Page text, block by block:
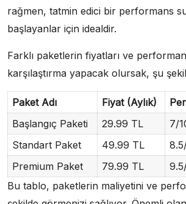
rağmen, tatmin edici bir performans
başlayanlar için idealdir.
Farklı paketlerin fiyatları ve
karşılaştırma yapacak olursak, şu
Paket Adı Fiyat (Aylık)
Başlangıç Paketi
29.99 TL
7/
Standart Paket
49.99 TL
Premium Paket
79.99 TL
Bu tablo, paketlerin maliyetini ve